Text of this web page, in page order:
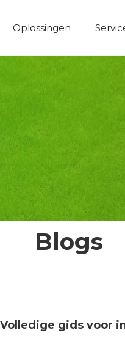
Oplossingen
Blogs